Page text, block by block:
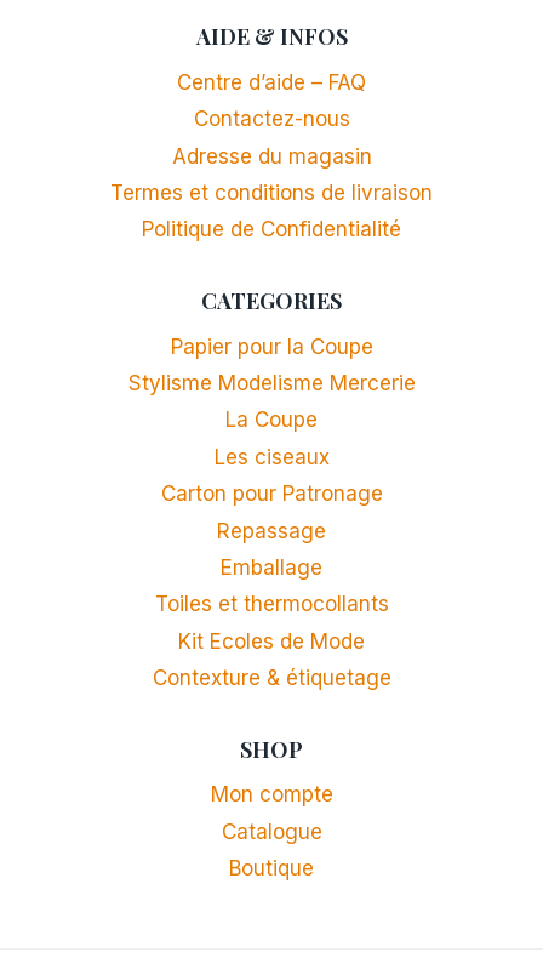
AIDE & INFOS
Centre d’aide – FAQ
Contactez-nous
Adresse du magasin
Termes et conditions de livraison
Politique de Confidentialité
CATEGORIES
Papier pour la Coupe
Stylisme Modelisme Mercerie
La Coupe
Les ciseaux
Carton pour Patronage
Repassage
Emballage
Toiles et thermocollants
Kit Ecoles de Mode
Contexture & étiquetage
SHOP
Mon compte
Catalogue
Boutique